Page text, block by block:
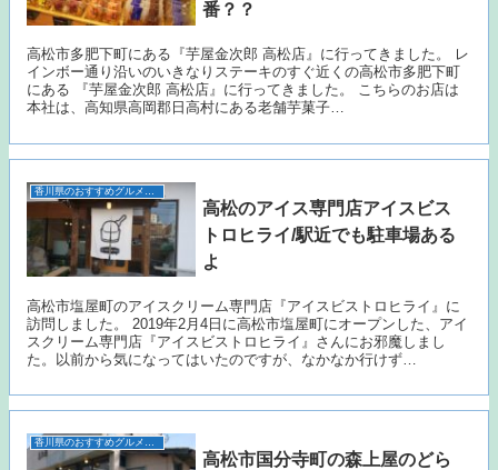
番？？
高松市多肥下町にある『芋屋金次郎 高松店』に行ってきました。 レ
インボー通り沿いのいきなりステーキのすぐ近くの高松市多肥下町
にある 『芋屋金次郎 高松店』に行ってきました。 こちらのお店は
本社は、高知県高岡郡日高村にある老舗芋菓子…
香川県のおすすめグルメ（うどん以外）
高松のアイス専門店アイスビス
トロヒライ/駅近でも駐車場ある
よ
高松市塩屋町のアイスクリーム専門店『アイスビストロヒライ』に
訪問しました。 2019年2月4日に高松市塩屋町にオープンした、アイ
スクリーム専門店『アイスビストロヒライ』さんにお邪魔しまし
た。以前から気になってはいたのですが、なかなか行けず…
香川県のおすすめグルメ（うどん以外）
高松市国分寺町の森上屋のどら